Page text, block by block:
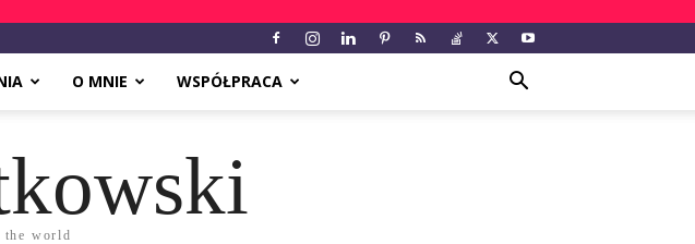
O MNIE WSPÓŁPRACA
the world